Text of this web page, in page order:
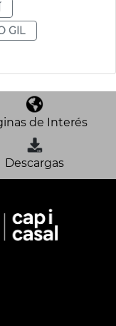
GIL
de Interés
Descargas